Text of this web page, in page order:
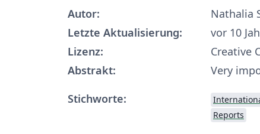
Autor:
Nathalia
Letzte Aktualisierung:
vor 10
Lizenz:
Creative
Abstrakt:
Very
Stichworte:
Reports